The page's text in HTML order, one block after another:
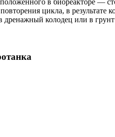
в биореакторе —
цикла, в
колодец или в грунт